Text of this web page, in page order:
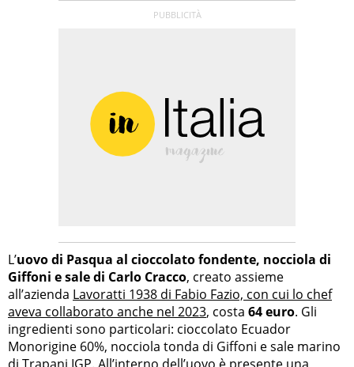
L’uovo di Pasqua al cioccolato fondente, nocciola di
Giffoni e sale di Carlo Cracco, creato assieme
all’azienda Lavoratti 1938 di Fabio Fazio, con cui lo chef
aveva collaborato anche nel 2023, costa 64 euro. Gli
ingredienti sono particolari: cioccolato Ecuador
Monorigine 60%, nocciola tonda di Giffoni e sale marino